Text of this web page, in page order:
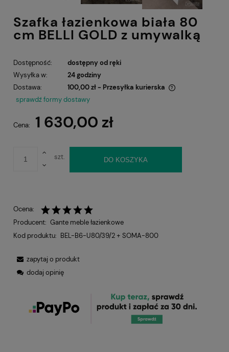
Szafka łazienkowa biała 80
cm BELLI GOLD z umywalką
Dostępność:
dostępny od ręki
Wysyłka w:
24 godziny
Dostawa:
100,00 zł - Przesyłka kurierska
Cena nie zawiera ewentualnych kosztów płatności
sprawdź formy dostawy
Cena: 1 630,00 zł
szt. DO KOSZYKA
Ocena:
Producent: Gante meble łazienkowe
Kod produktu: BEL-B6-U80/39/2 + SOMA-800
zapytaj o produkt
dodaj opinię